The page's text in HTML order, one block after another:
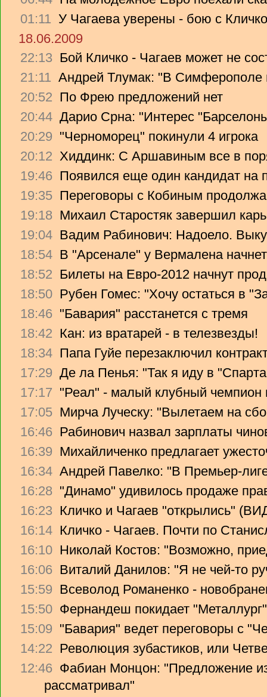
01:11 У Чагаева уверены - бою с
18.06.2009
22:13 Бой Кличко - Чагаев может не
21:11 Андрей Тлумак: "В Симферополе
20:52 По Фрею предложений нет
20:44 Дарио Срна: "Интерес
20:29 "Черноморец" покинули 4 игрока
20:12 Хиддинк: С Аршавиным все в
19:46 Появился еще один кандидат на
19:35 Переговоры с Кобиным
19:18 Михаил Старостяк завершил
19:04 Вадим Рабинович: Надоело.
18:54 В "Арсенале" у Вермалена
18:52 Билеты на Евро-2012 начнут
18:50 Рубен Гомес: "Хочу остаться в
18:46 "Бавария" расстанется с тремя
18:42 Кан: из вратарей - в телезвезды!
18:34 Папа Гуйе перезаключил
17:29 Де ла Пенья: "Так я иду в
17:17 "Реал" - малый клубный чемпион
17:05 Мирча Луческу: "Вылетаем на
16:46 Рабинович назвал зарплаты
16:39 Михайличенко предлагает
16:34 Андрей Павелко: "В Премьер-
16:28 "Динамо" удивилось продаже
16:23 Кличко и Чагаев "открылись"
16:14 Кличко - Чагаев. Почти по
16:10 Николай Костов: "Возможно,
16:06 Виталий Данилов: "Я не чей-то
15:59 Всеволод Романенко -
15:50 Фернандеш покидает "Металлург"
15:09 "Бавария" ведет переговоры с
14:22 Революция зубастиков, или
12:46 Фабиан Монцон: "Предложение
рассматривал"